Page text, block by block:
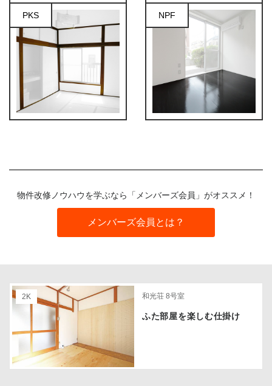
PKS NPF
物件改修ノウハウを学ぶなら「メンバーズ会員」がオススメ！
メンバーズ会員とは？
2K 和光荘 8号室
ふた部屋を楽しむ仕掛け